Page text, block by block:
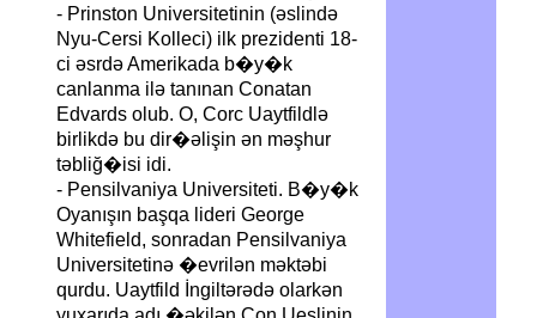
- Prinston Universitetinin (əslində
Nyu-Cersi Kolleci) ilk prezidenti 18-
ci əsrdə Amerikada b�y�k
canlanma ilə tanınan Conatan
Edvards olub. O, Corc Uaytfildlə
birlikdə bu dir�əlişin ən məşhur
təbliğ�isi idi.
- Pensilvaniya Universiteti. B�y�k
Oyanışın başqa lideri George
Whitefield, sonradan Pensilvaniya
Universitetinə �evrilən məktəbi
qurdu. Uaytfild İngiltərədə olarkən